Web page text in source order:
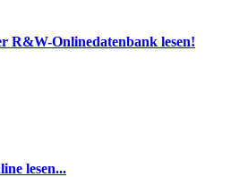
R&W-Onlinedatenbank lesen!
lesen...